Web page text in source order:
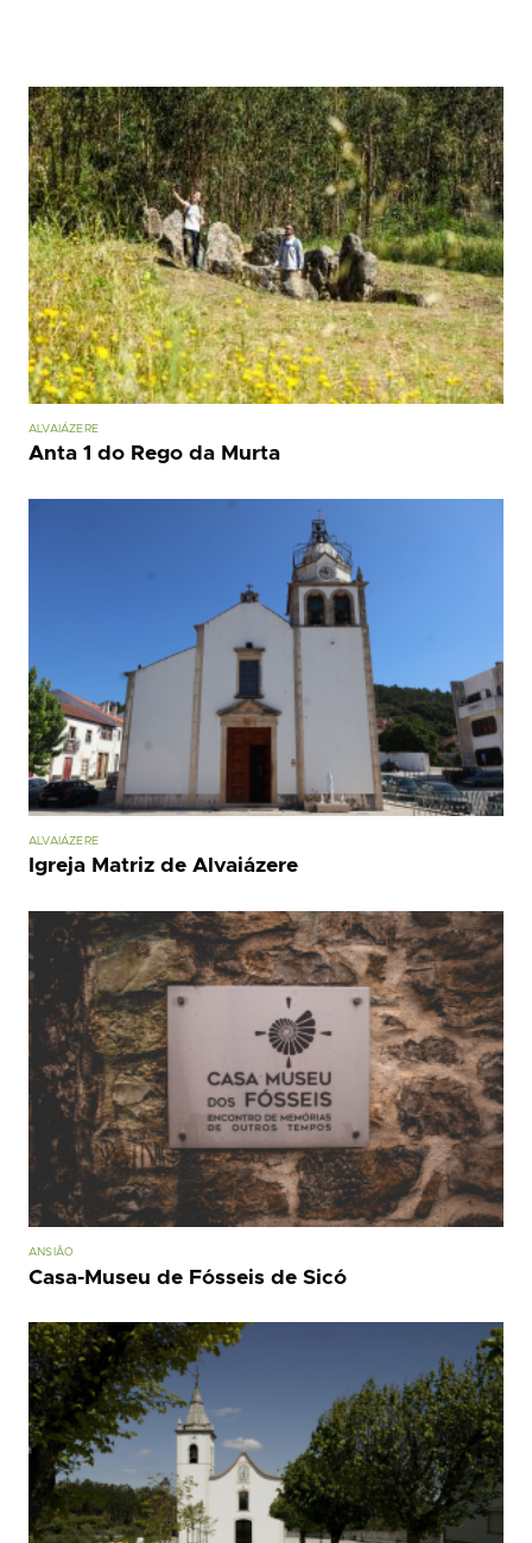
ALVAIÁZERE
Anta 1 do Rego da Murta
ALVAIÁZERE
Igreja Matriz de Alvaiázere
ANSIÃO
Casa-Museu de Fósseis de Sicó